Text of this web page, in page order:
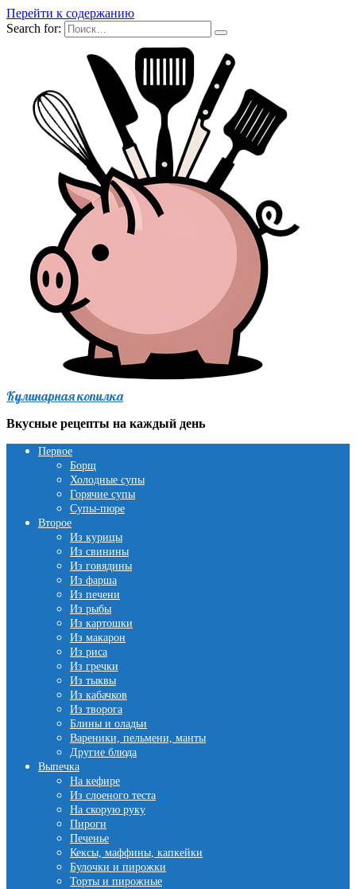
Перейти к содержанию
Search for:
Кулинарная копилка
Вкусные рецепты на каждый день
Первое
Борщ
Холодные супы
Горячие супы
Супы-пюре
Второе
Из курицы
Из свинины
Из говядины
Из фарша
Из печени
Из рыбы
Из картошки
Из макарон
Из риса
Из гречки
Из тыквы
Из кабачков
Из творога
Блины и оладьи
Вареники, пельмени, манты
Другие блюда
Выпечка
На кефире
Из слоеного теста
На скорую руку
Пироги
Печенье
Кексы, маффины, капкейки
Булочки и пирожки
Торты и пирожные